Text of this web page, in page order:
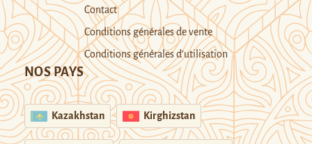
Contact
Conditions générales de vente
Conditions générales d’utilisation
NOS PAYS
Kazakhstan Kirghizstan